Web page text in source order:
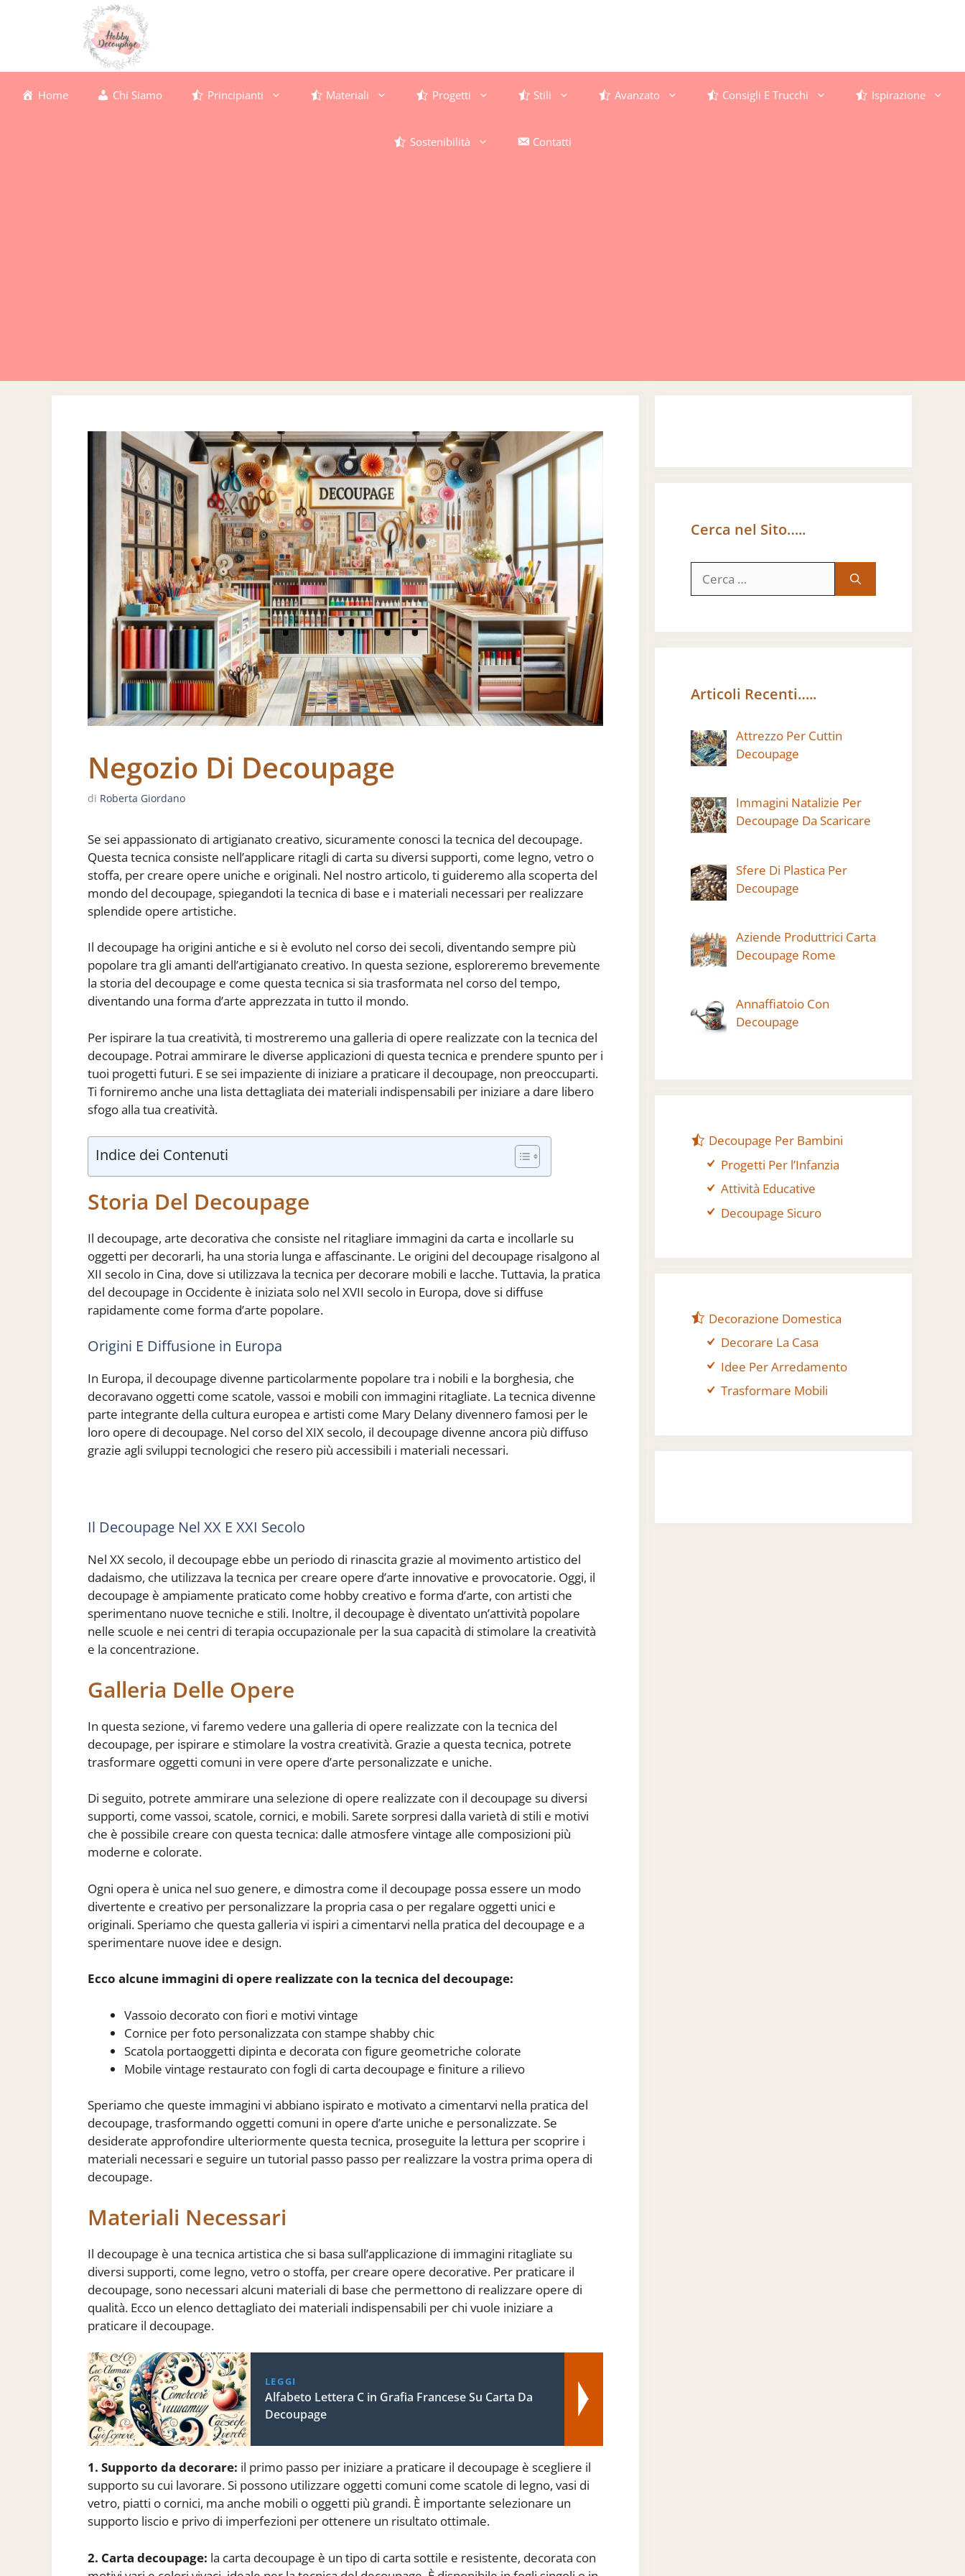
Home Chi Siamo Principianti Materiali Progetti Stili Avanzato Consigli E Trucchi Ispirazione
Sostenibilità Contatti
Negozio Di Decoupage
di Roberta Giordano
Se sei appassionato di artigianato creativo, sicuramente conosci la tecnica del decoupage.
Questa tecnica consiste nell’applicare ritagli di carta su diversi supporti, come legno, vetro o
stoffa, per creare opere uniche e originali. Nel nostro articolo, ti guideremo alla scoperta del
mondo del decoupage, spiegandoti la tecnica di base e i materiali necessari per realizzare
splendide opere artistiche.
Il decoupage ha origini antiche e si è evoluto nel corso dei secoli, diventando sempre più
popolare tra gli amanti dell’artigianato creativo. In questa sezione, esploreremo brevemente
la storia del decoupage e come questa tecnica si sia trasformata nel corso del tempo,
diventando una forma d’arte apprezzata in tutto il mondo.
Per ispirare la tua creatività, ti mostreremo una galleria di opere realizzate con la tecnica del
decoupage. Potrai ammirare le diverse applicazioni di questa tecnica e prendere spunto per i
tuoi progetti futuri. E se sei impaziente di iniziare a praticare il decoupage, non preoccuparti.
Ti forniremo anche una lista dettagliata dei materiali indispensabili per iniziare a dare libero
sfogo alla tua creatività.
Indice dei Contenuti
Storia Del Decoupage
Il decoupage, arte decorativa che consiste nel ritagliare immagini da carta e incollarle su
oggetti per decorarli, ha una storia lunga e affascinante. Le origini del decoupage risalgono al
XII secolo in Cina, dove si utilizzava la tecnica per decorare mobili e lacche. Tuttavia, la pratica
del decoupage in Occidente è iniziata solo nel XVII secolo in Europa, dove si diffuse
rapidamente come forma d’arte popolare.
Origini E Diffusione in Europa
In Europa, il decoupage divenne particolarmente popolare tra i nobili e la borghesia, che
decoravano oggetti come scatole, vassoi e mobili con immagini ritagliate. La tecnica divenne
parte integrante della cultura europea e artisti come Mary Delany divennero famosi per le
loro opere di decoupage. Nel corso del XIX secolo, il decoupage divenne ancora più diffuso
grazie agli sviluppi tecnologici che resero più accessibili i materiali necessari.
Il Decoupage Nel XX E XXI Secolo
Nel XX secolo, il decoupage ebbe un periodo di rinascita grazie al movimento artistico del
dadaismo, che utilizzava la tecnica per creare opere d’arte innovative e provocatorie. Oggi, il
decoupage è ampiamente praticato come hobby creativo e forma d’arte, con artisti che
sperimentano nuove tecniche e stili. Inoltre, il decoupage è diventato un’attività popolare
nelle scuole e nei centri di terapia occupazionale per la sua capacità di stimolare la creatività
e la concentrazione.
Galleria Delle Opere
In questa sezione, vi faremo vedere una galleria di opere realizzate con la tecnica del
decoupage, per ispirare e stimolare la vostra creatività. Grazie a questa tecnica, potrete
trasformare oggetti comuni in vere opere d’arte personalizzate e uniche.
Di seguito, potrete ammirare una selezione di opere realizzate con il decoupage su diversi
supporti, come vassoi, scatole, cornici, e mobili. Sarete sorpresi dalla varietà di stili e motivi
che è possibile creare con questa tecnica: dalle atmosfere vintage alle composizioni più
moderne e colorate.
Ogni opera è unica nel suo genere, e dimostra come il decoupage possa essere un modo
divertente e creativo per personalizzare la propria casa o per regalare oggetti unici e
originali. Speriamo che questa galleria vi ispiri a cimentarvi nella pratica del decoupage e a
sperimentare nuove idee e design.
Ecco alcune immagini di opere realizzate con la tecnica del decoupage:
Vassoio decorato con fiori e motivi vintage
Cornice per foto personalizzata con stampe shabby chic
Scatola portaoggetti dipinta e decorata con figure geometriche colorate
Mobile vintage restaurato con fogli di carta decoupage e finiture a rilievo
Speriamo che queste immagini vi abbiano ispirato e motivato a cimentarvi nella pratica del
decoupage, trasformando oggetti comuni in opere d’arte uniche e personalizzate. Se
desiderate approfondire ulteriormente questa tecnica, proseguite la lettura per scoprire i
materiali necessari e seguire un tutorial passo passo per realizzare la vostra prima opera di
decoupage.
Materiali Necessari
Il decoupage è una tecnica artistica che si basa sull’applicazione di immagini ritagliate su
diversi supporti, come legno, vetro o stoffa, per creare opere decorative. Per praticare il
decoupage, sono necessari alcuni materiali di base che permettono di realizzare opere di
qualità. Ecco un elenco dettagliato dei materiali indispensabili per chi vuole iniziare a
praticare il decoupage.
LEGGI
Alfabeto Lettera C in Grafia Francese Su Carta Da
Decoupage
1. Supporto da decorare: il primo passo per iniziare a praticare il decoupage è scegliere il
supporto su cui lavorare. Si possono utilizzare oggetti comuni come scatole di legno, vasi di
vetro, piatti o cornici, ma anche mobili o oggetti più grandi. È importante selezionare un
supporto liscio e privo di imperfezioni per ottenere un risultato ottimale.
2. Carta decoupage: la carta decoupage è un tipo di carta sottile e resistente, decorata con
Cerca nel Sito…..
per:
Articoli Recenti…..
Attrezzo Per Cuttin
Decoupage
Immagini Natalizie Per
Decoupage Da Scaricare
Sfere Di Plastica Per
Decoupage
Aziende Produttrici Carta
Decoupage Rome
Annaffiatoio Con
Decoupage
Decoupage Per Bambini
Progetti Per l’Infanzia
Attività Educative
Decoupage Sicuro
Decorazione Domestica
Decorare La Casa
Idee Per Arredamento
Trasformare Mobili